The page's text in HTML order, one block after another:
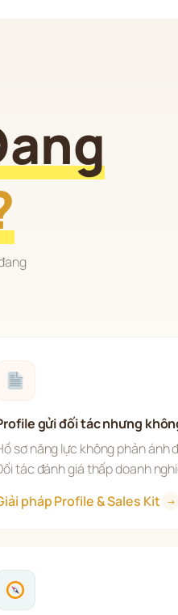
gửi đối tác nhưng
sơ năng lực không phản ánh
tác đánh giá thấp doanh
pháp Profile & Sales Kit
→